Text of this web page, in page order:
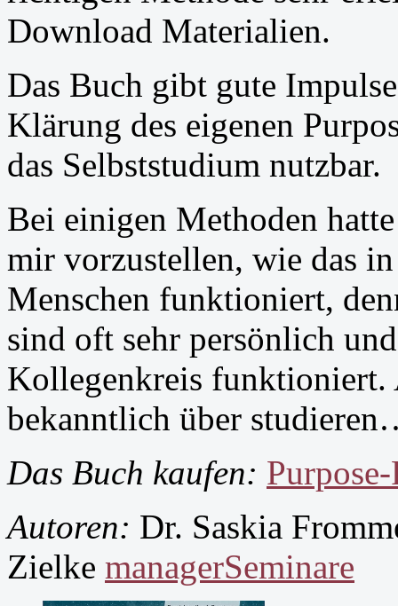
Download Materialien.
Das Buch gibt gute
Klärung des eigenen
das Selbststudium nutzbar.
Bei einigen Methoden
mir vorzustellen, wie das
Menschen funktioniert,
sind oft sehr persönlich
Kollegenkreis funktioniert.
bekanntlich über
Das Buch kaufen:
Autoren: Dr. Saskia
Zielke managerSeminare